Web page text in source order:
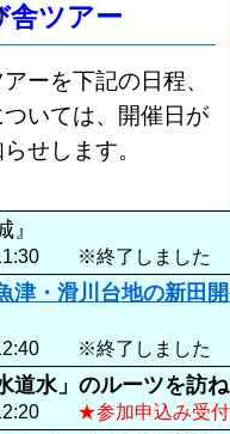
ツアー
ーを下記の日程、
いては、開催日が
せします。
』
※終了しました
・滑川台地の新田
※終了しました
道水」のルーツを訪
★参加申込み受